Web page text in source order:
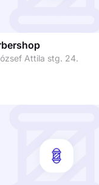
Attila stg. 24.